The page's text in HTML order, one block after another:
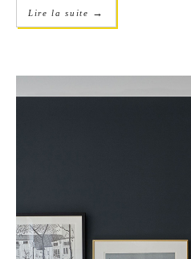
Lire la suite →